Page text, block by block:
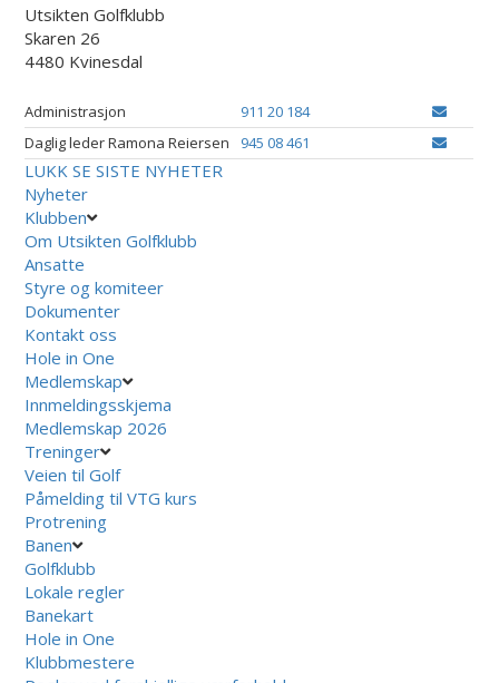
Utsikten Golfklubb
Skaren 26
4480 Kvinesdal
Administrasjon
911 20 184
Daglig leder Ramona Reiersen
945 08 461
LUKK SE SISTE NYHETER
Nyheter
Klubben
Om Utsikten Golfklubb
Ansatte
Styre og komiteer
Dokumenter
Kontakt oss
Hole in One
Medlemskap
Innmeldingsskjema
Medlemskap 2026
Treninger
Veien til Golf
Påmelding til VTG kurs
Protrening
Banen
Golfklubb
Lokale regler
Banekart
Hole in One
Klubbmestere